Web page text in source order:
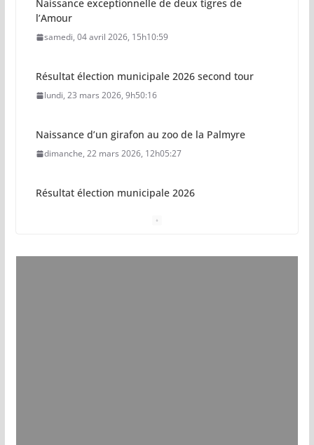
Naissance exceptionnelle de deux tigres de
l’Amour
samedi, 04 avril 2026, 15h10:59
Résultat élection municipale 2026 second tour
lundi, 23 mars 2026, 9h50:16
Naissance d’un girafon au zoo de la Palmyre
dimanche, 22 mars 2026, 12h05:27
Résultat élection municipale 2026